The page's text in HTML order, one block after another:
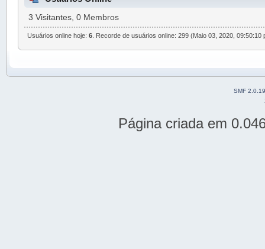
3 Visitantes, 0 Membros
Usuários online hoje:6 . Recorde de usuários online: 299 (Maio 03, 2020, 09:50:10
SMF 2.0.19
Página criada em